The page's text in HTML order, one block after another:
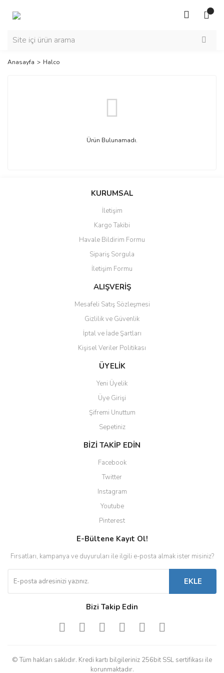
Anasayfa Halco
Ürün Bulunamadı.
KURUMSAL
İletişim
Kargo Takibi
Havale Bildirim Formu
Sipariş Sorgula
İletişim Formu
ALIŞVERİŞ
Mesafeli Satış Sözleşmesi
Gizlilik ve Güvenlik
İptal ve İade Şartları
Kişisel Veriler Politikası
ÜYELİK
Yeni Üyelik
Üye Girişi
Şifremi Unuttum
Sepetiniz
BİZİ TAKİP EDİN
Facebook
Twitter
Instagram
Youtube
Pinterest
E-Bültene Kayıt Ol!
Fırsatları, kampanya ve duyuruları ile ilgili e-posta almak ister misiniz?
EKLE
Bizi Takip Edin
© Tüm hakları saklıdır. Kredi kartı bilgileriniz 256bit SSL sertifikası ile
korunmaktadır.